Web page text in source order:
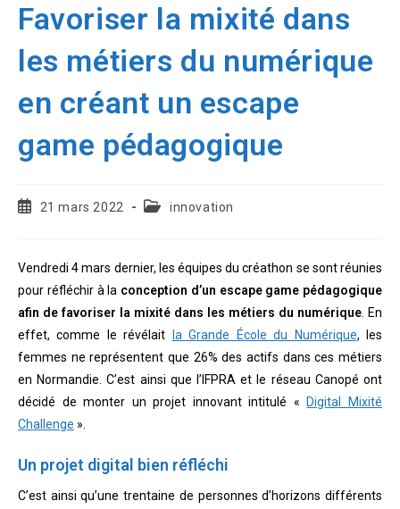
Favoriser la mixité dans
les métiers du numérique
en créant un escape
game pédagogique
Publication
21 mars 2022
Postinnovation
Vendredi 4 mars dernier, les équipes du créathon se sont réunies
pour réfléchir à la conception d’un escape game pédagogique
afin de favoriser la mixité dans les métiers du numérique . En
effet, comme le révélait
la Grande École du Numérique, les
femmes ne représentent que 26% des actifs dans ces métiers
en Normandie. C’est ainsi que l’IFPRA et le réseau Canopé ont
décidé de monter un projet innovant intitulé « Digital Mixité
Challenge ».
Un projet digital bien réfléchi
C’est ainsi qu’une trentaine de personnes d’horizons différents